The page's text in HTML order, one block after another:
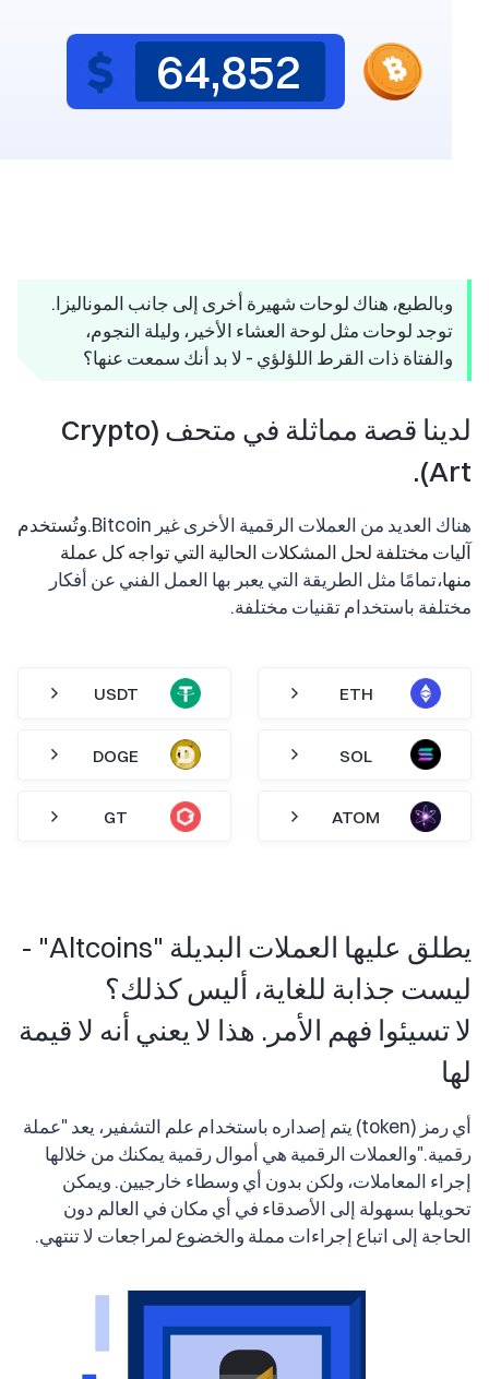
64,852
وبالطبع، هناك لوحات شهيرة أخرى إلى جانب الموناليزا.
توجد لوحات مثل لوحة العشاء الأخير، وليلة النجوم،
والفتاة ذات القرط اللؤلؤي - لا بد أنك سمعت عنها؟
لدينا قصة مماثلة في متحف (Crypto
Art).
هناك العديد من العملات الرقمية الأخرى غير Bitcoin.
وتُستخدم
آليات مختلفة لحل المشكلات الحالية التي تواجه كل عملة
منها،تمامًا مثل الطريقة التي يعبر بها العمل الفني عن أفكار
مختلفة باستخدام تقنيات مختلفة.
ETH
USDT
SOL
DOGE
ATOM
GT
يطلق عليها العملات البديلة "Altcoins" -
ليست جذابة للغاية، أليس كذلك؟
لا تسيئوا فهم الأمر. هذا لا يعني أنه لا قيمة
لها
أي رمز (token) يتم إصداره باستخدام علم التشفير، يعد "عملة
رقمية."والعملات الرقمية هي أموال رقمية يمكنك من خلالها
إجراء المعاملات، ولكن بدون أي وسطاء خارجيين. ويمكن
تحويلها بسهولة إلى الأصدقاء في أي مكان في العالم دون
الحاجة إلى اتباع إجراءات مملة والخضوع لمراجعات لا تنتهي.